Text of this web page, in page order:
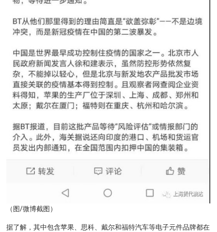
（图/微博截图）
据了解，其中包含苹果、思科、戴尔和福特汽车等电子元件品牌都在